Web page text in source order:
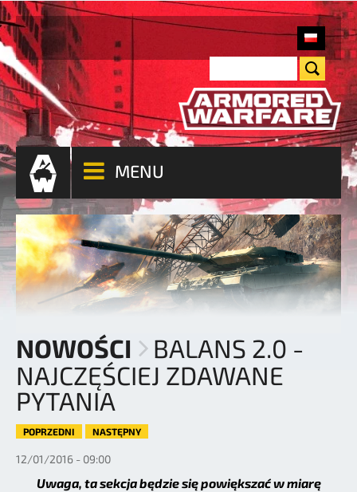
MENU
NOWOŚCI
BALANS 2.0 -
NAJCZĘŚCIEJ ZDAWANE
PYTANIA
POPRZEDNI NASTĘPNY
12/01/2016 - 09:00
Uwaga, ta sekcja będzie się powiększać w miarę